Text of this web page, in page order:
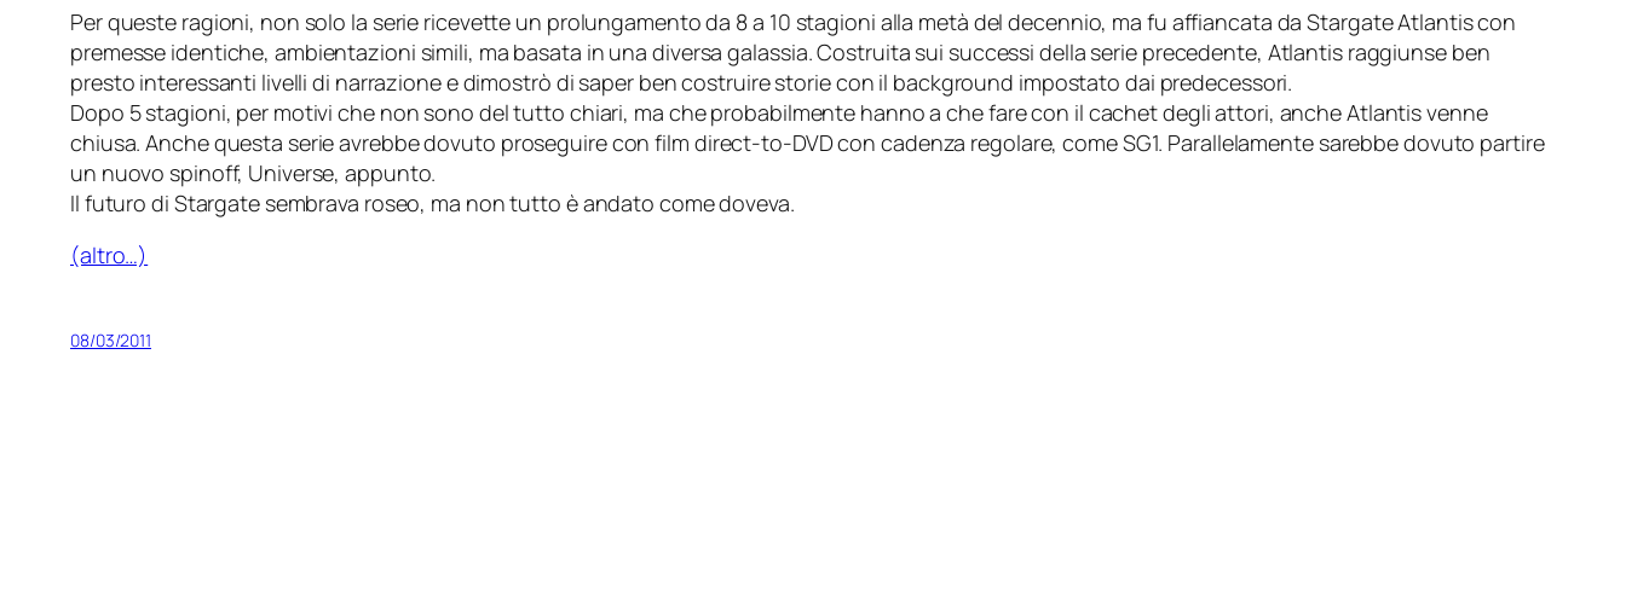
Per queste ragioni, non solo la serie ricevette un prolungamento da 8 a 10 stagioni alla metà del decennio, ma fu affiancata daStargate Atlantiscon
premesse identiche, ambientazioni simili, ma basata in una diversa galassia. Costruita sui successi della serie precedente, Atlantisraggiunse ben
presto interessanti livelli di narrazione e dimostrò di saper ben costruire storie con il background impostato dai predecessori.
Dopo 5 stagioni, per motivi che non sono del tutto chiari, ma che probabilmente hanno a che fare con il cachet degli attori, anche Atlantis venne
chiusa. Anche questa serie avrebbe dovuto proseguire con film direct-to-DVDcon cadenza regolare, come SG1. Parallelamente sarebbe dovuto partire
un nuovo spinoff, Universe, appunto.
Il futuro di Stargate sembrava roseo, ma non tutto è andato come doveva.
(altro…)
08/03/2011